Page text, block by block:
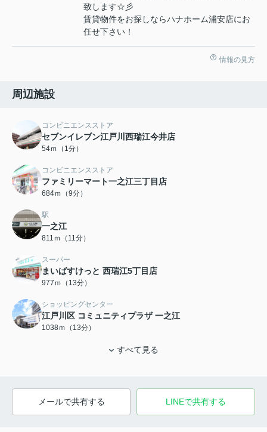
致します☆彡
賃貸物件をお探しならハナホーム浦安店にお
任せ下さい！
情報の見方
周辺施設
コンビニエンスストア
セブンイレブン江戸川西瑞江今井店
54ｍ（1分）
コンビニエンスストア
ファミリーマート一之江三丁目店
684ｍ（9分）
駅
一之江
811ｍ（11分）
スーパー
まいばすけっと 西瑞江5丁目店
977ｍ（13分）
ショッピングセンター
江戸川区 コミュニティプラザ 一之江
1038ｍ（13分）
すべて見る
メールで共有する LINEで共有する